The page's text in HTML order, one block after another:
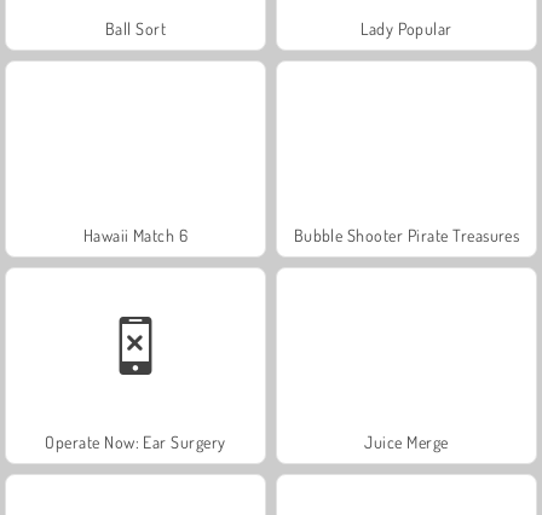
Ball Sort Lady Popular
Hawaii Match 6 Bubble Shooter Pirate Treasures
Operate Now: Ear Surgery Juice Merge